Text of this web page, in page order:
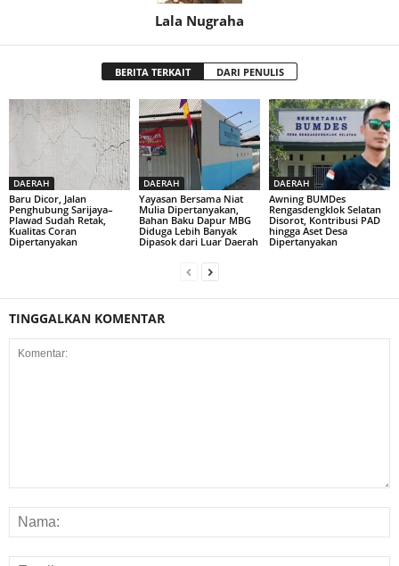
Lala Nugraha
BERITA TERKAIT DARI PENULIS
DAERAH
Baru Dicor, Jalan
Penghubung Sarijaya–
Plawad Sudah Retak,
Kualitas Coran
Dipertanyakan
DAERAH
Yayasan Bersama Niat
Mulia Dipertanyakan,
Bahan Baku Dapur MBG
Diduga Lebih Banyak
Dipasok dari Luar Daerah
DAERAH
Awning BUMDes
Rengasdengklok Selatan
Disorot, Kontribusi PAD
hingga Aset Desa
Dipertanyakan
TINGGALKAN KOMENTAR